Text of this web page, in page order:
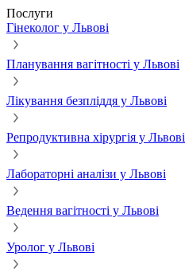
Послуги
Гінеколог у Львові
Планування вагітності у Львові
Лікування безпліддя у Львові
Репродуктивна хірургія у Львові
Лабораторні аналізи у Львові
Ведення вагітності у Львові
Уролог у Львові